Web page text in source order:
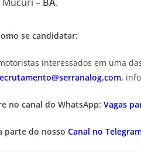
se candidatar:
interessados em uma
,
no canal do WhatsApp: Vagas
parte do nosso Canal no